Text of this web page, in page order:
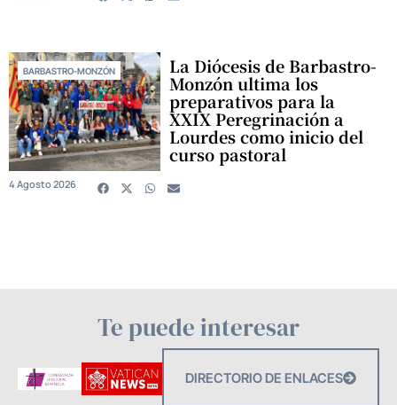
BARBASTRO-MONZÓN La Diócesis de Barbastro-
Monzón ultima los
preparativos para la
XXIX Peregrinación a
Lourdes como inicio del
curso pastoral
4 Agosto 2026
Te puede interesar
DIRECTORIO DE ENLACES